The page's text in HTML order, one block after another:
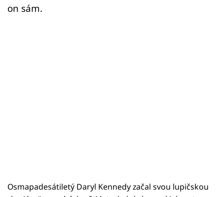
on sám.
Osmapadesátiletý Daryl Kennedy začal svou lupičskou